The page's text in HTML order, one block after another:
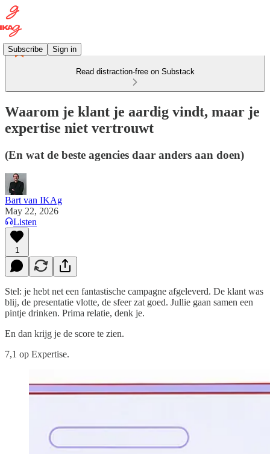
Subscribe Sign in
Read distraction-free on Substack
Waarom je klant je aardig vindt, maar je
expertise niet vertrouwt
(En wat de beste agencies daar anders aan doen)
Bart van IKAg
May 22, 2026
Listen
1
Stel: je hebt net een fantastische campagne afgeleverd. De klant was
blij, de presentatie vlotte, de sfeer zat goed. Jullie gaan samen een
pintje drinken. Prima relatie, denk je.
En dan krijg je de score te zien.
7,1 op Expertise.